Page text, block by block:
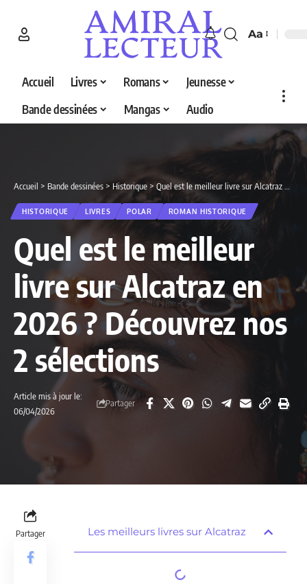
Aa
Accueil Livres Romans
Jeunesse
Bande dessinées
Mangas Audio
Accueil > Bande dessinées> Historique> Quel est le meilleur livre sur Alcatraz en 2026 ? Découvrez nos 2 sélections
HISTORIQUE LIVRES POLAR ROMAN HISTORIQUE
Quel est le meilleur
livre sur Alcatraz en
2026 ? Découvrez nos
2 sélections
Article mis à jour le:
06/04/2026
Partager
Partager Les meilleurs livres sur Alcatraz